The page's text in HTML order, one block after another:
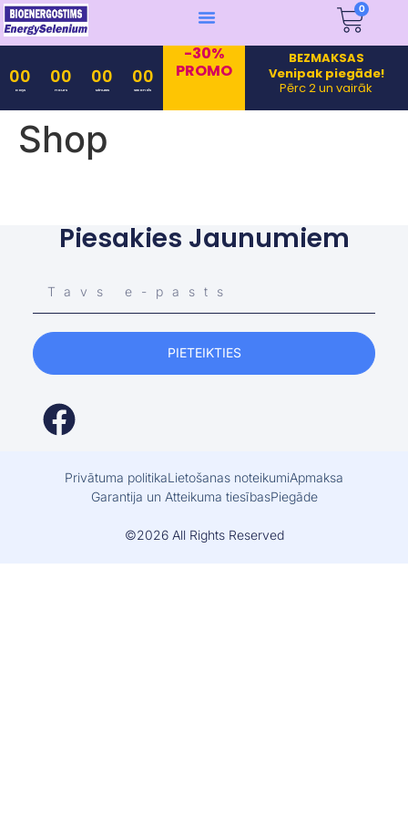
0
00
Days
00
Hours
00
Minutes
00
Seconds
-30%
PROMO
BEZMAKSAS
Venipak piegāde!
Pērc 2 un vairāk
Shop
Piesakies Jaunumiem
PIETEIKTIES
Privātuma politikaLietošanas noteikumiApmaksa
Garantija un Atteikuma tiesībasPiegāde
©2026 All Rights Reserved